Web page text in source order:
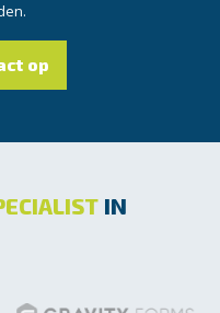
op
IN